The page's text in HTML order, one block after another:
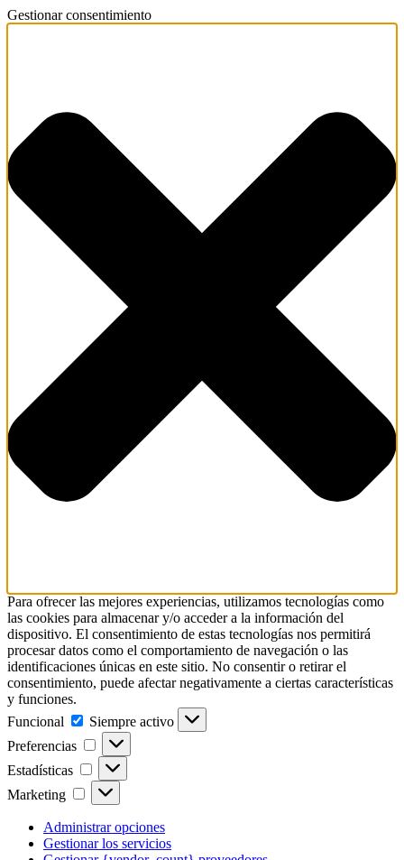
Gestionar consentimiento
Para ofrecer las mejores experiencias, utilizamos tecnologías como
las cookies para almacenar y/o acceder a la información del
dispositivo. El consentimiento de estas tecnologías nos permitirá
procesar datos como el comportamiento de navegación o las
identificaciones únicas en este sitio. No consentir o retirar el
consentimiento, puede afectar negativamente a ciertas características
y funciones.
Funcional
Funcional
Siempre activo
Preferencias
Preferencias
Estadísticas Estadísticas
Marketing Marketing
Administrar opciones
Gestionar los servicios